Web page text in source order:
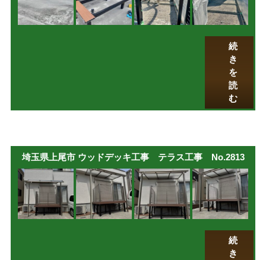
続
き
を
読
む
埼玉県上尾市 ウッドデッキ工事 テラス工事 No.2813
続
き